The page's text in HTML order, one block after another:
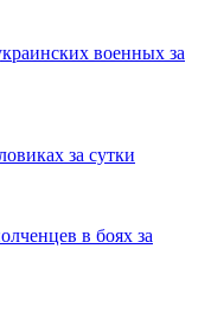
военных за
за сутки
в боях за